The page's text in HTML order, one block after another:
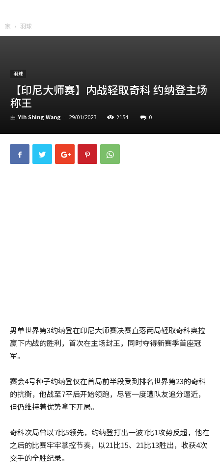
家 羽球
羽球
【印尼大师赛】内战轻取奇科 约纳登主场
称王
由 Yih Shing Wang - 29/01/2023 2154 0
男单世界第3约纳登在印尼大师赛决赛直落两局轻取奇科奥拉
赢下内战的胜利，首次在主场封王，同时夺得新赛季首座冠
军。
赛会4号种子约纳登仅在首局前半段受到排名世界第23的奇科
的抗衡，他战至7平后开始领跑，尽管一度遭队友追分逼近，
但仍维持着优势拿下开局。
奇科次局曾以7比5领先，约纳登打出一波7比1攻势反超，他在
之后的比赛牢牢掌控节奏，以21比15、21比13胜出，收获4次
交手的全胜纪录。